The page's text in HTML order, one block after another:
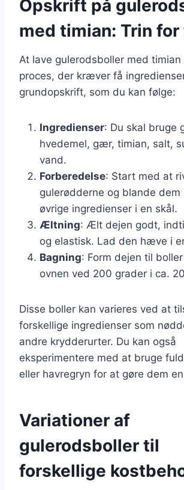
Opskrift på
med timian: Trin
At lave gulerodsboller med timian
proces, der kræver få
grundopskrift, som du kan følge:
Ingredienser: Du skal bruge
hvedemel, gær, timian, salt,
vand.
Forberedelse: Start med at
gulerødderne og blande dem
øvrige ingredienser i en skål.
Æltning: Ælt dejen godt,
og elastisk. Lad den hæve i
Bagning: Form dejen til
ovnen ved 200 grader i ca.
Disse boller kan varieres ved at
forskellige ingredienser som
andre krydderurter. Du kan også
eksperimentere med at bruge
eller havregryn for at gøre dem
Variationer af
gulerodsboller til
forskellige